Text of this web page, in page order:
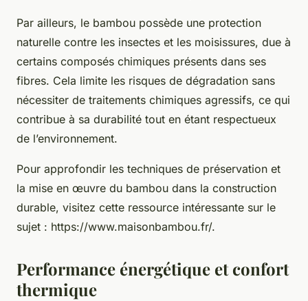
Par ailleurs, le bambou possède une protection
naturelle contre les insectes et les moisissures, due à
certains composés chimiques présents dans ses
fibres. Cela limite les risques de dégradation sans
nécessiter de traitements chimiques agressifs, ce qui
contribue à sa durabilité tout en étant respectueux
de l’environnement.
Pour approfondir les techniques de préservation et
la mise en œuvre du bambou dans la construction
durable, visitez cette ressource intéressante sur le
sujet : https://www.maisonbambou.fr/.
Performance énergétique et confort
thermique